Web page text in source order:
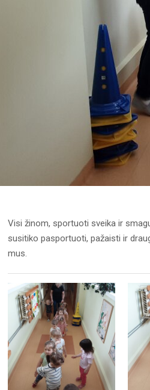
Visi žinom, sportuoti sveika ir
susitiko pasportuoti, pažaisti ir
mus.